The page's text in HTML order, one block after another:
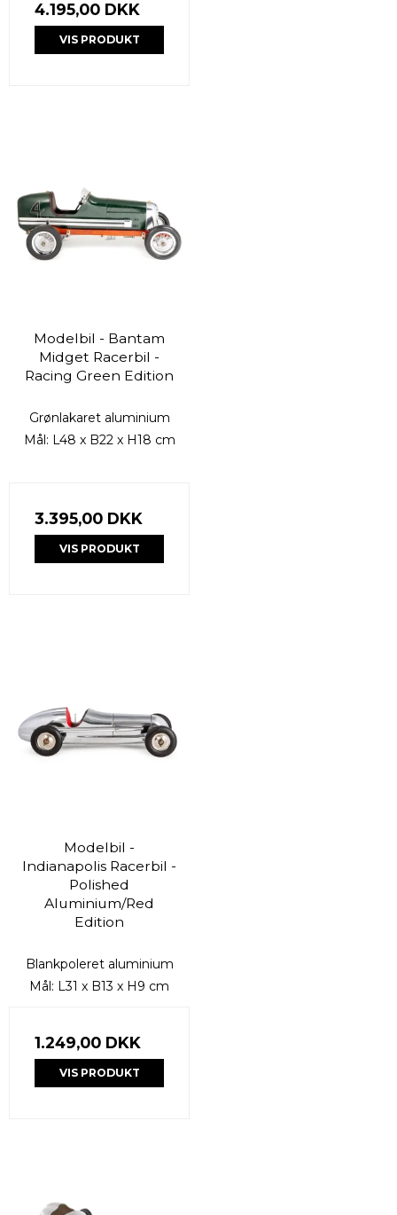
4.195,00 DKK
VIS PRODUKT
Modelbil - Bantam
Midget Racerbil -
Racing Green Edition
Grønlakaret aluminium
Mål: L48 x B22 x H18 cm
3.395,00 DKK
VIS PRODUKT
Modelbil -
Indianapolis Racerbil -
Polished
Aluminium/Red
Edition
Blankpoleret aluminium
Mål: L31 x B13 x H9 cm
1.249,00 DKK
VIS PRODUKT